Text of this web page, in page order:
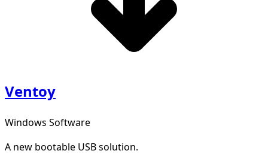
Ventoy
Windows Software
A new bootable USB solution.